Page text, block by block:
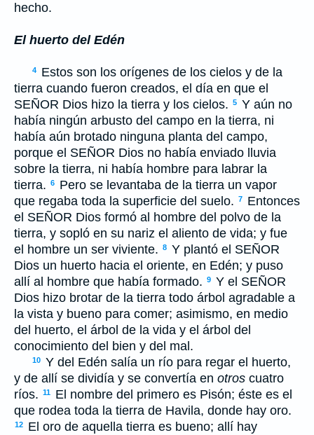
hecho.
El huerto del Edén
4
Estos son los orígenes de los cielos y de la
tierra cuando fueron creados, el día en que el
SEÑOR Dios hizo la tierra y los cielos. 5 Y aún no
había ningún arbusto del campo en la tierra, ni
había aún brotado ninguna planta del campo,
porque el SEÑOR Dios no había enviado lluvia
sobre la tierra, ni había hombre para labrar la
tierra. 6
Pero se levantaba de la tierra un vapor
que regaba toda la superficie del suelo. 7
Entonces
el SEÑOR Dios formó al hombre del polvo de la
tierra, y sopló en su nariz el aliento de vida; y fue
el hombre un ser viviente. 8 Y plantó el SEÑOR
Dios un huerto hacia el oriente, en Edén; y puso
allí al hombre que había formado. 9 Y el SEÑOR
Dios hizo brotar de la tierra todo árbol agradable a
la vista y bueno para comer; asimismo, en medio
del huerto, el árbol de la vida y el árbol del
conocimiento del bien y del mal.
10 Y del Edén salía un río para regar el huerto,
y de allí se dividía y se convertía en otros cuatro
ríos. 11
El nombre del primero es Pisón; éste es el
que rodea toda la tierra de Havila, donde hay oro.
12
El oro de aquella tierra es bueno; allí hay